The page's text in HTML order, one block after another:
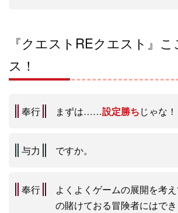
『クエストREクエスト』
ス！
奉行 まずは……設定勝ちじゃな！
与力 ですか。
奉行
よくよくゲームの展開を考
の賭けておる冒険者にはで